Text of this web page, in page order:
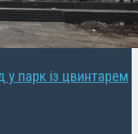
у парк із цвинтарем